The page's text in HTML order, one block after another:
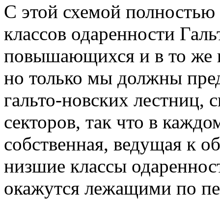
С этой схемой
классов одаренности
повышающихся и в то же
но только мы должны
гальто-новских лестниц,
секторов, так что в
собственная, ведущая к
низшие классы
окажутся лежащими по